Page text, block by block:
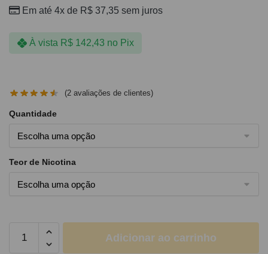
Em até 4x de R$ 37,35 sem juros
À vista R$142,43 no Pix
(2 avaliações de clientes)
Quantidade
Teor de Nicotina
Adicionar ao carrinho